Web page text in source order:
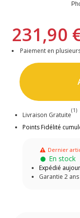
231,90
Paiement en
Livraison Gratuite
(1)
Points Fidélité
Dernier
En stock
Expédié
Garantie 2 ans